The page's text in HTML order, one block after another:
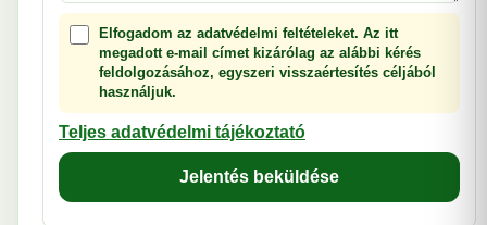
Elfogadom az adatvédelmi feltételeket. Az itt
megadott e-mail címet kizárólag az alábbi kérés
feldolgozásához, egyszeri visszaértesítés céljából
használjuk.
Teljes adatvédelmi tájékoztató
Jelentés beküldése